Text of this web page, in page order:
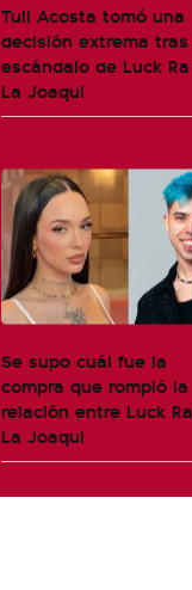
Tuli Acosta tomó una
decisión extrema
escándalo de Luck
La Joaqui
Se supo cuál fue la
compra que rompió la
relación entre Luck
La Joaqui